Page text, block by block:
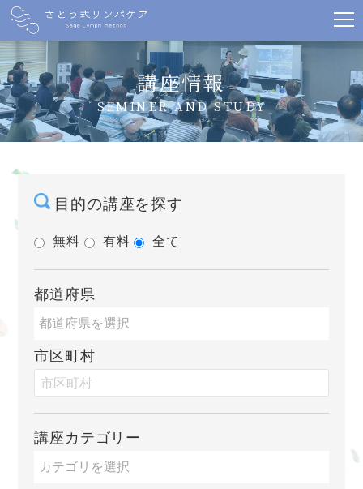
講座情報
SEMINER AND STUDY
目的の講座を探す
無料 有料 全て
都道府県
市区町村
講座カテゴリー